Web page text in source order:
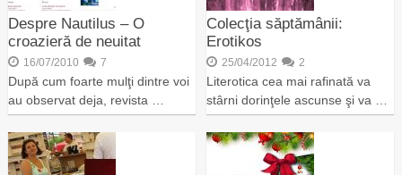
Despre Nautilus – O
croazieră de neuitat
16/07/2010 7
După cum foarte mulţi dintre voi
au observat deja, revista …
Colecţia săptămânii:
Erotikos
25/04/2012 2
Literotica cea mai rafinată va
stârni dorinţele ascunse şi va …